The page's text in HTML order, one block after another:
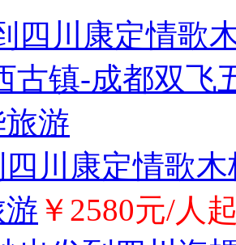
川康定情歌
￥2580元/人